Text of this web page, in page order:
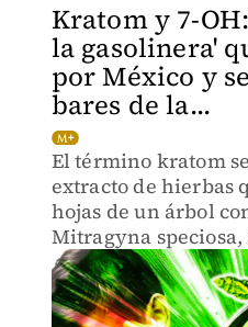
Kratom y 7-
la gasolinera'
por México y
bares de la...
El término kratom
extracto de hierbas
hojas de un árbol
Mitragyna
altamente adictiva.